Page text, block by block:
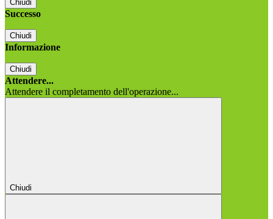
Chiudi
Successo
Chiudi
Informazione
Chiudi
Attendere...
Attendere il completamento dell'operazione...
Chiudi